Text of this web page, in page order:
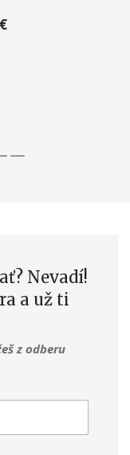
Nevadí!
a už ti
z odberu